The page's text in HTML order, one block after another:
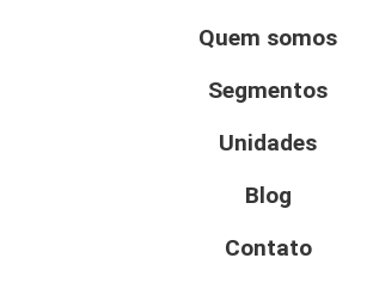
Quem somos
Segmentos
Unidades
Blog
Contato